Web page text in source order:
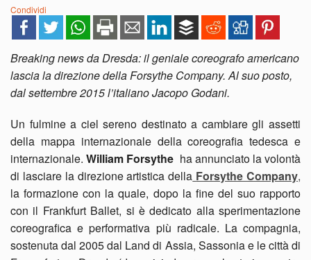
Condividi
Breaking news da Dresda: il geniale coreografo americano
lascia la direzione della Forsythe Company. Al suo posto,
dal settembre 2015 l’italiano Jacopo Godani.
Un fulmine a ciel sereno destinato a cambiare gli assetti
della mappa internazionale della coreografia tedesca e
internazionale.William Forsythe ha annunciato la volontà
di lasciare la direzione artistica della Forsythe Company,
la formazione con la quale, dopo la fine del suo rapporto
con il Frankfurt Ballet, si è dedicato alla sperimentazione
coreografica e performativa più radicale. La compagnia,
sostenuta dal 2005 dal Land di Assia, Sassonia e le città di